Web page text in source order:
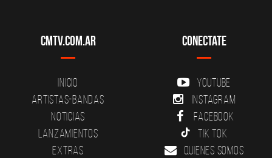
CMTV.com.ar
Inicio
Artistas-Bandas
Noticias
Lanzamientos
Extras
Conectate
YouTube
Instagram
Facebook
Tik Tok
Quienes somos